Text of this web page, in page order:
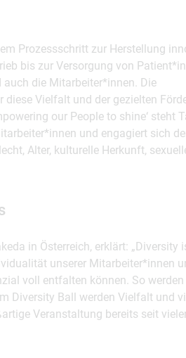
Prozessschritt zur Herstellung
bis zur Versorgung von
die Mitarbeiter*innen. Die
Vielfalt und der gezielten
our People to shine‘ steht
und engagiert sich
Alter, kulturelle Herkunft,
in Österreich, erklärt: „Diversity
unserer Mitarbeiter*innen
voll entfalten können. So werden
Diversity Ball werden Vielfalt und
Veranstaltung bereits seit